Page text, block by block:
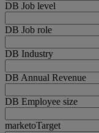
DB Job level
DB Job role
DB Industry
DB Annual Revenue
DB Employee size
marketoTarget